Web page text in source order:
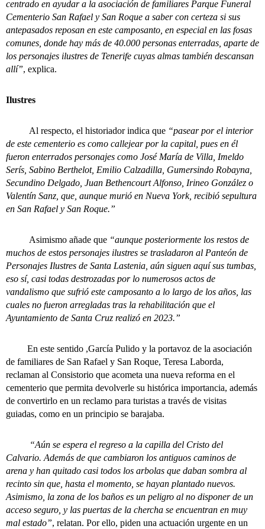
centrado en ayudar a la asociación de familiares Parque Funeral
Cementerio San Rafael y San Roque a saber con certeza si sus
antepasados reposan en este camposanto, en especial en las fosas
comunes, donde hay más de 40.000 personas enterradas, aparte de
los personajes ilustres de Tenerife cuyas almas también descansan
allí”, explica.
Ilustres
Al respecto, el historiador indica que “pasear por el interior
de este cementerio es como callejear por la capital, pues en él
fueron enterrados personajes como José María de Villa, Imeldo
Serís, Sabino Berthelot, Emilio Calzadilla, Gumersindo Robayna,
Secundino Delgado, Juan Bethencourt Alfonso, Irineo González o
Valentín Sanz, que, aunque murió en Nueva York, recibió sepultura
en San Rafael y San Roque.”
Asimismo añade que “aunque posteriormente los restos de
muchos de estos personajes ilustres se trasladaron al Panteón de
Personajes Ilustres de Santa Lastenia, aún siguen aquí sus tumbas,
eso sí, casi todas destrozadas por lo numerosos actos de
vandalismo que sufrió este camposanto a lo largo de los años, las
cuales no fueron arregladas tras la rehabilitación que el
Ayuntamiento de Santa Cruz realizó en 2023.”
En este sentido ,García Pulido y la portavoz de la asociación
de familiares de San Rafael y San Roque, Teresa Laborda,
reclaman al Consistorio que acometa una nueva reforma en el
cementerio que permita devolverle su histórica importancia, además
de convertirlo en un reclamo para turistas a través de visitas
guiadas, como en un principio se barajaba.
“Aún se espera el regreso a la capilla del Cristo del
Calvario. Además de que cambiaron los antiguos caminos de
arena y han quitado casi todos los arbolas que daban sombra al
recinto sin que, hasta el momento, se hayan plantado nuevos.
Asimismo, la zona de los baños es un peligro al no disponer de un
acceso seguro, y las puertas de la chercha se encuentran en muy
mal estado”, relatan. Por ello, piden una actuación urgente en un